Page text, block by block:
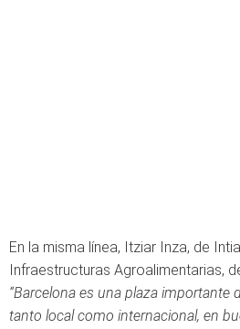
En la misma línea, Itziar Inza, de
Infraestructuras Agroalimentarias,
“Barcelona es una plaza importante
tanto local como internacional, en